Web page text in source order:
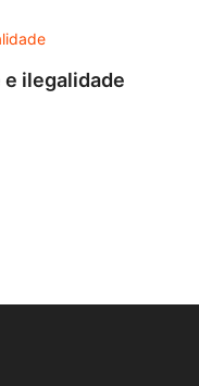
ilegalidade